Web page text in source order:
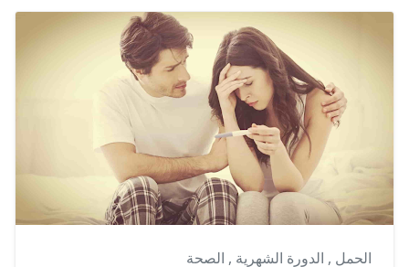
الحمل , الدورة الشهرية , الصحة